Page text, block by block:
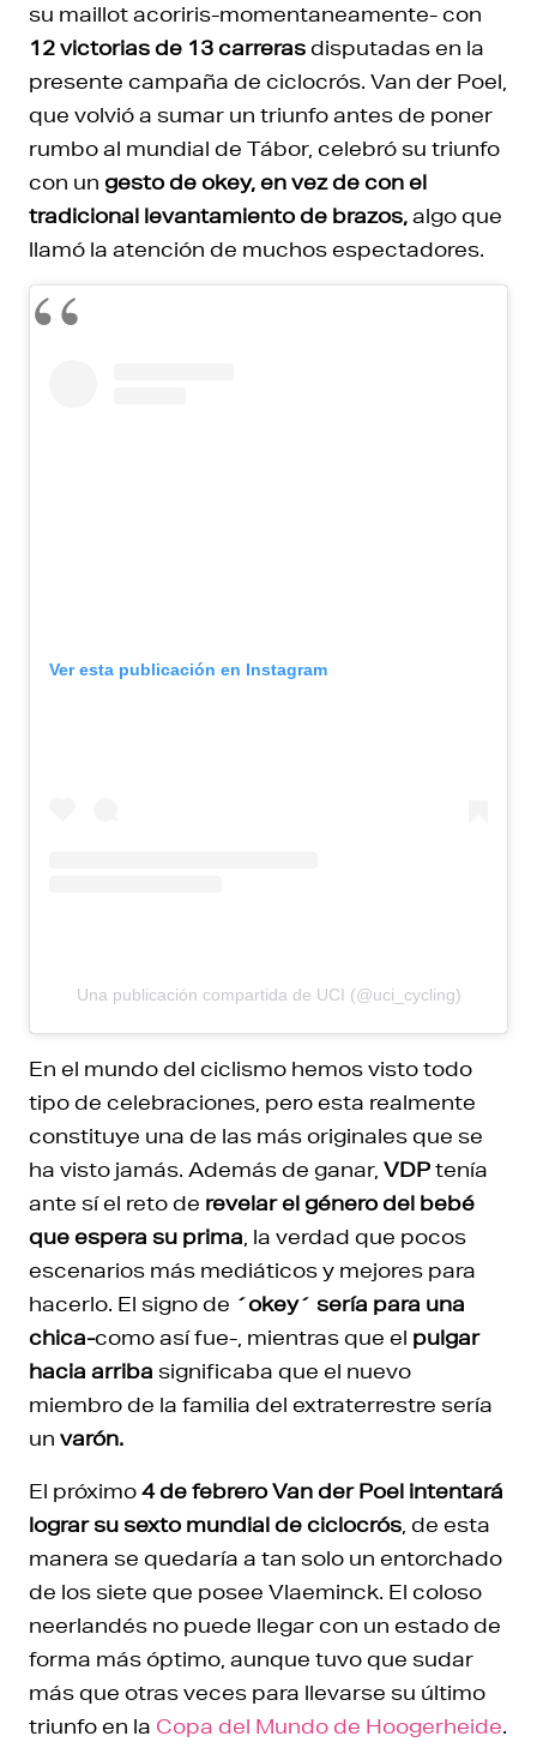
su maillot acoriris-momentaneamente- con
12 victorias de 13 carrerasdisputadas en la
presente campaña de ciclocrós. Van der Poel,
que volvió a sumar un triunfo antes de poner
rumbo al mundial de Tábor, celebró su triunfo
con un gesto de okey, en vez de con el
tradicional levantamiento de brazos,algo que
llamó la atención de muchos espectadores.
Ver esta publicación en Instagram
Una publicación compartida de UCI (@uci_cycling)
En el mundo del ciclismo hemos visto todo
tipo de celebraciones, pero esta realmente
constituye una de las más originales que se
ha visto jamás. Además de ganar, VDPtenía
ante sí el reto de revelar el género del bebé
que espera su prima , la verdad que pocos
escenarios más mediáticos y mejores para
hacerlo. El signo de ´okey´ sería para una
chica-como así fue-, mientras que el pulgar
hacia arriba significaba que el nuevo
miembro de la familia del extraterrestre sería
un varón.
El próximo4 de febrero Van der Poel intentará
lograr su sexto mundial de ciclocrós , de esta
manera se quedaría a tan solo un entorchado
de los siete que posee Vlaeminck. El coloso
neerlandés no puede llegar con un estado de
forma más óptimo, aunque tuvo que sudar
más que otras veces para llevarse su último
triunfo en la Copa del Mundo de Hoogerheide.